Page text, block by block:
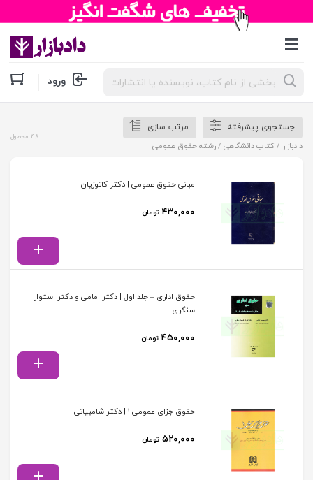
جستجوی
محصولات ورود
جستجوی پیشرفته
مرتب سازی
دادبازار /کتاب دانشگاهی / رشته حقوق عمومی
48 محصول
مبانی حقوق عمومی | دکتر کاتوزیان
۴۳۰,۰۰۰ تومان
حقوق اداری – جلد اول | دکتر امامی و دکتر استوار
سنگری
۴۵۰,۰۰۰ تومان
حقوق جزای عمومی 1 | دکتر شامبیاتی
۵۲۰,۰۰۰ تومان